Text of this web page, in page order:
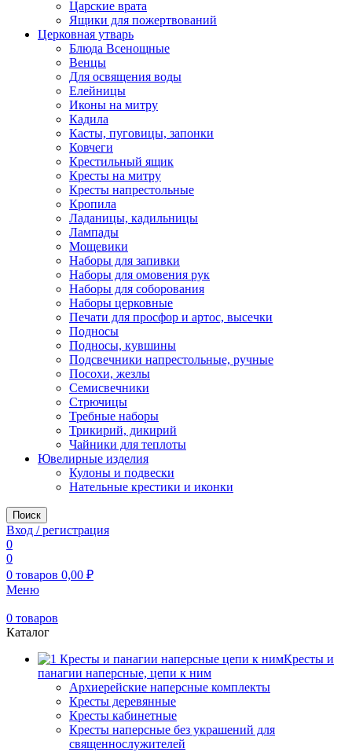
Царские врата
Ящики для пожертвований
Церковная утварь
Блюда Всенощные
Венцы
Для освящения воды
Елейницы
Иконы на митру
Кадила
Касты, пуговицы, запонки
Ковчеги
Крестильный ящик
Кресты на митру
Кресты напрестольные
Кропила
Ладаницы, кадильницы
Лампады
Мощевики
Наборы для запивки
Наборы для омовения рук
Наборы для соборования
Наборы церковные
Печати для просфор и артос, высечки
Подносы
Подносы, кувшины
Подсвечники напрестольные, ручные
Посохи, жезлы
Семисвечники
Стрючицы
Требные наборы
Трикирий, дикирий
Чайники для теплоты
Ювелирные изделия
Кулоны и подвески
Нательные крестики и иконки
Поиск
Вход / регистрация
0
0
0 товаров 0,00 ₽
Меню
0 товаров
Каталог
Кресты и
панагии наперсные, цепи к ним
Архиерейские наперсные комплекты
Кресты деревянные
Кресты кабинетные
Кресты наперсные без украшений для
священнослужителей